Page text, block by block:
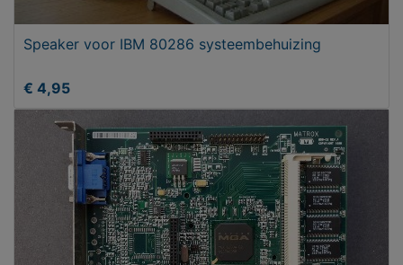
Speaker voor IBM 80286 systeembehuizing
€ 4,95